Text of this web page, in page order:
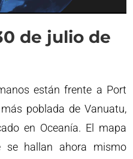
de julio de
están frente a Port
poblada de Vanuatu,
en Oceanía. El mapa
se hallan ahora mismo